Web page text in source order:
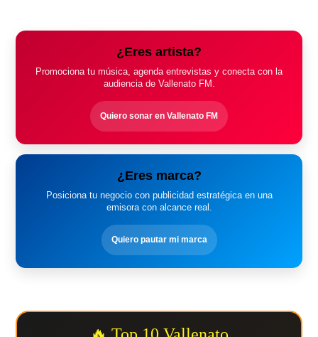
¿Eres artista?
Promociona tu música, agenda entrevistas y conecta con la
audiencia de Vallenato FM.
Quiero sonar en Vallenato FM
¿Eres marca?
Posiciona tu negocio con publicidad estratégica en una
emisora con alcance real.
Quiero pautar mi marca